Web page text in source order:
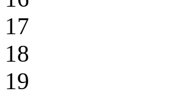
17
18
19